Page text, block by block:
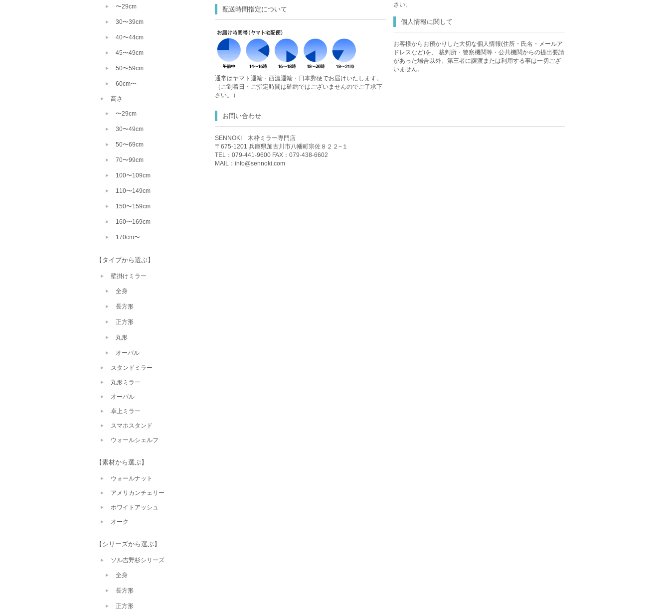
配送時間指定について
通常はヤマト運輸・西濃運輸・日本郵便でお届けいたします。
（ご到着日・ご指定時間は確約ではございませんのでご了承下
さい。）
さい。
個人情報に関して
お客様からお預かりした大切な個人情報(住所・氏名・メールア
ドレスなど)を、 裁判所・警察機関等・公共機関からの提出要請
があった場合以外、第三者に譲渡または利用する事は一切ござ
いません。
お問い合わせ
SENNOKI 木枠ミラー専門店
〒675-1201 兵庫県加古川市八幡町宗佐８２２−１
TEL：079-441-9600 FAX：079-438-6602
MAIL： info@sennoki.com
〜29cm
30〜39cm
40〜44cm
45〜49cm
50〜59cm
60cm〜
高さ
〜29cm
30〜49cm
50〜69cm
70〜99cm
100〜109cm
110〜149cm
150〜159cm
160〜169cm
170cm〜
【タイプから選ぶ】
壁掛けミラー
全身
長方形
正方形
丸形
オーバル
スタンドミラー
丸形ミラー
オーバル
卓上ミラー
スマホスタンド
ウォールシェルフ
【素材から選ぶ】
ウォールナット
アメリカンチェリー
ホワイトアッシュ
オーク
【シリーズから選ぶ】
ソル吉野杉シリーズ
全身
長方形
正方形